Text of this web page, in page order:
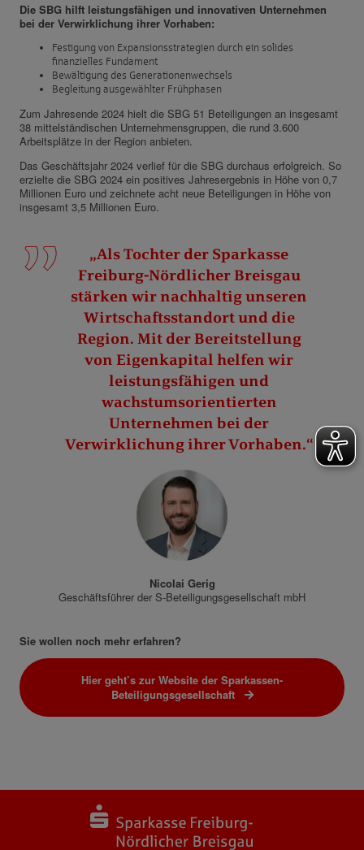
Die SBG hilft leistungsfähigen und innovativen Unternehmen
bei der Verwirklichung ihrer Vorhaben:
Festigung von Expansionsstrategien durch ein solides
finanzielles Fundament
Bewältigung des Generationenwechsels
Begleitung ausgewählter Frühphasen
Zum Jahresende 2024 hielt die SBG 51 Beteiligungen an insgesamt
38 mittelständischen Unternehmensgruppen, die rund 3.600
Arbeitsplätze in der Region anbieten.
Das Geschäftsjahr 2024 verlief für die SBG durchaus erfolgreich. So
erzielte die SBG 2024 ein positives Jahresergebnis in Höhe von 0,7
Millionen Euro und zeichnete acht neue Beteiligungen in Höhe von
insgesamt 3,5 Millionen Euro.
„Als Tochter der Sparkasse
Freiburg-Nördlicher Breisgau
stärken wir nachhaltig unseren
Wirtschaftsstandort und die
Region. Mit der Bereitstellung
von Eigenkapital helfen wir
leistungsfähigen und
wachstumsorientierten
Unternehmen bei der
Verwirklichung ihrer Vorhaben.“
Nicolai Gerig
Geschäftsführer der S-Beteiligungsgesellschaft mbH
Sie wollen noch mehr erfahren?
Hier geht’s zur Website der Sparkassen-
Beteiligungsgesellschaft